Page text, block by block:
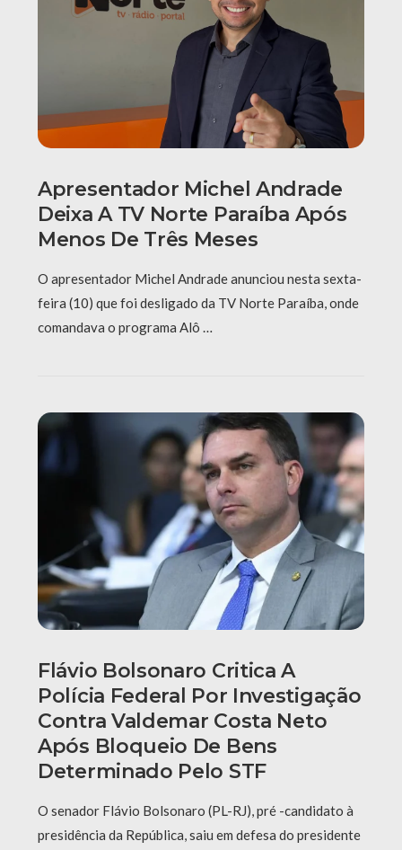
Apresentador Michel Andrade
Deixa A TV Norte Paraíba Após
Menos De Três Meses
O apresentador Michel Andrade anunciou nesta sexta-
feira (10) que foi desligado da TV Norte Paraíba, onde
comandava o programa Alô …
Flávio Bolsonaro Critica A
Polícia Federal Por Investigação
Contra Valdemar Costa Neto
Após Bloqueio De Bens
Determinado Pelo STF
O senador Flávio Bolsonaro (PL-RJ), pré -candidato à
presidência da República, saiu em defesa do presidente